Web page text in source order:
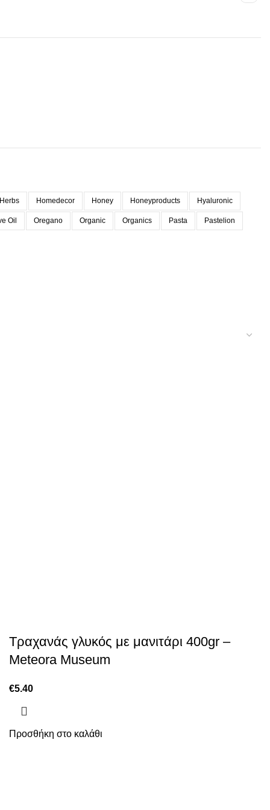
Herbs Homedecor Honey Honeyproducts Hyaluronic
Oil Oregano Organic Organics Pasta Pastelion
Τραχανάς γλυκός με μανιτάρι 400gr –
Meteora Museum
€5.40
Προσθήκη στο καλάθι